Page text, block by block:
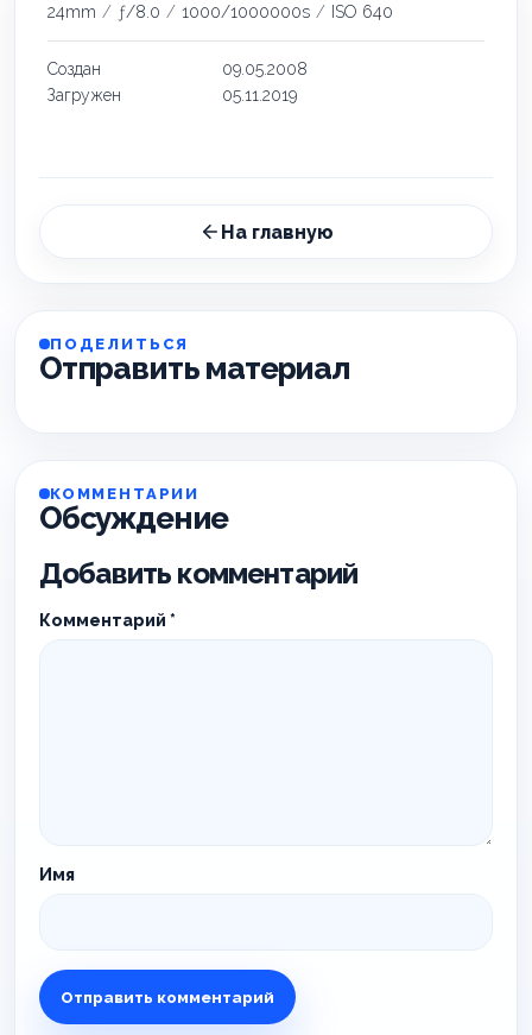
24mm / ƒ/8.0 / 1000/1000000s / ISO 640
Создан
09.05.2008
Загружен
05.11.2019
На главную
ПОДЕЛИТЬСЯ
Отправить материал
КОММЕНТАРИИ
Обсуждение
Добавить комментарий
Комментарий *
Имя